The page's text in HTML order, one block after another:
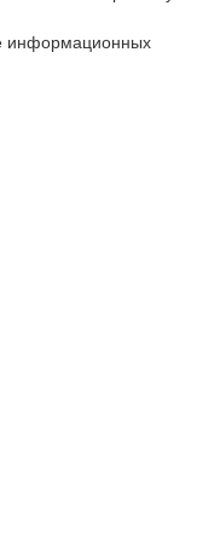
информационных